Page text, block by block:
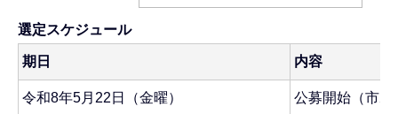
選定スケジュール
期日 内容
令和8年5月22日（金曜） 公募開始（市